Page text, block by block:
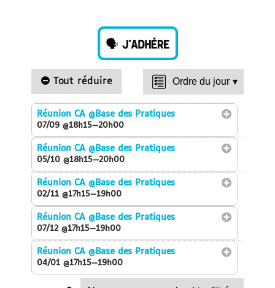
Tout réduire Ordre du jour ▾
Réunion CA@Base des Pratiques
07/09 @18h15—20h00
Réunion CA@Base des Pratiques
05/10 @18h15—20h00
Réunion CA@Base des Pratiques
02/11 @17h15—19h00
Réunion CA@Base des Pratiques
07/12 @17h15—19h00
Réunion CA@Base des Pratiques
04/01 @17h15—19h00